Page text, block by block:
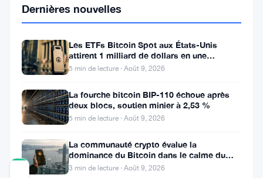
l'autorité
FCA,
Woodman
Hammerstein
restent
COMMUNITY
Dernières nouvelles
Les ETFs Bitcoin Spot aux États-Unis
attirent 1 milliard de dollars en une
semaine, la faille de 116 millions
5 min de lecture · Août 9, 2026
La fourche bitcoin BIP-110 échoue après
deux blocs, soutien minier à 2,53 %
5 min de lecture · Août 9, 2026
La communauté crypto évalue la
dominance du Bitcoin dans le calme du
week-end
3 min de lecture · Août 9, 2026